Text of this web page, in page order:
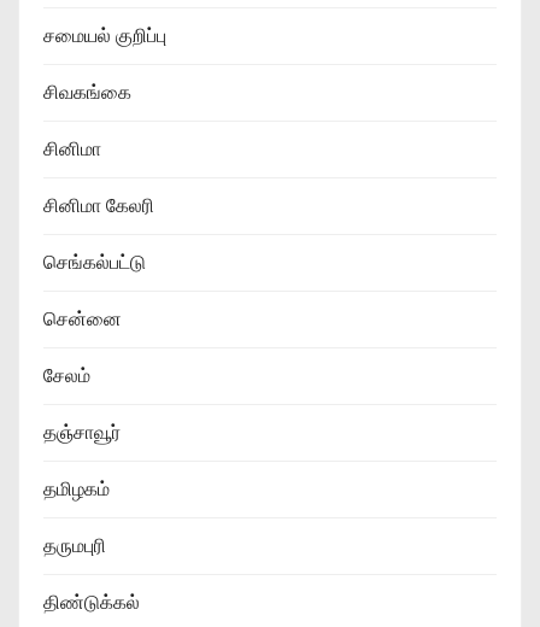
சமையல் குறிப்பு
சிவகங்கை
சினிமா
சினிமா கேலரி
செங்கல்பட்டு
சென்னை
சேலம்
தஞ்சாவூர்
தமிழகம்
தருமபுரி
திண்டுக்கல்